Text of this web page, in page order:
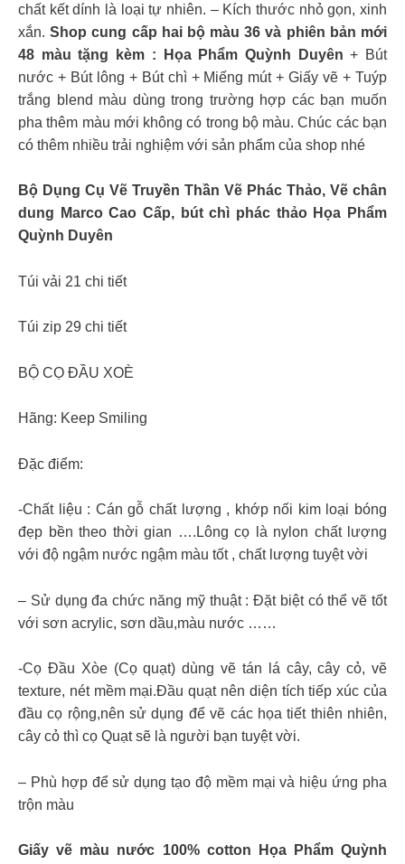
chất kết dính là loại tự nhiên. – Kích thước nhỏ gọn, xinh
xắn.Shop cung cấp hai bộ màu 36 và phiên bản mới
48 màu tặng kèm : Họa Phẩm Quỳnh Duyên + Bút
nước + Bút lông + Bút chì + Miếng mút + Giấy vẽ + Tuýp
trắng blend màu dùng trong trường hợp các bạn muốn
pha thêm màu mới không có trong bộ màu. Chúc các bạn
có thêm nhiều trải nghiệm với sản phẩm của shop nhé
Bộ Dụng Cụ Vẽ Truyền Thần Vẽ Phác Thảo, Vẽ chân
dung Marco Cao Cấp, bút chì phác thảo Họa Phẩm
Quỳnh Duyên
Túi vải 21 chi tiết
Túi zip 29 chi tiết
BỘ CỌ ĐẦU XOÈ
Hãng: Keep Smiling
Đặc điểm:
-Chất liệu : Cán gỗ chất lượng , khớp nối kim loại bóng
đẹp bền theo thời gian ….Lông cọ là nylon chất lượng
với độ ngậm nước ngậm màu tốt , chất lượng tuyệt vời
– Sử dụng đa chức năng mỹ thuật : Đặt biệt có thể vẽ tốt
với sơn acrylic, sơn dầu,màu nước ……
-Cọ Đầu Xòe (Cọ quạt) dùng vẽ tán lá cây, cây cỏ, vẽ
texture, nét mềm mại.Đầu quạt nên diện tích tiếp xúc của
đầu cọ rộng,nên sử dụng để vẽ các họa tiết thiên nhiên,
cây cỏ thì cọ Quạt sẽ là người bạn tuyệt vời.
– Phù hợp để sử dụng tạo độ mềm mại và hiệu ứng pha
trộn màu
Giấy vẽ màu nước 100% cotton Họa Phẩm Quỳnh